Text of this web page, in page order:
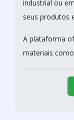
industrial ou
seus produtos
A plataforma
materiais